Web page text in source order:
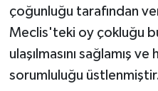
çoğunluğu tarafından
Meclis'teki oy çokluğu
ulaşılmasını sağlamış
sorumluluğu